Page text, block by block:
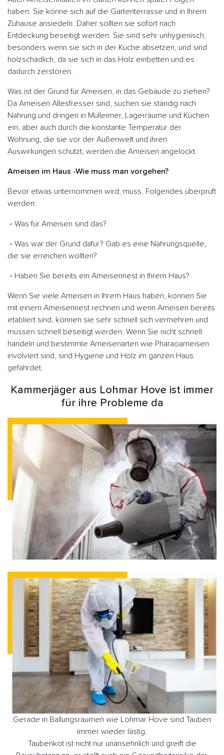
haben. Sie könne sich auf die Gartenterrasse und in Ihrem
Zuhause ansiedeln. Daher sollten sie sofort nach
Entdeckung beseitigt werden. Sie sind sehr unhygienisch,
besonders wenn sie sich in der Küche absetzen, und sind
holzschädlich, da sie sich in das Holz einbetten und es
dadurch zerstören.
Was ist der Grund für Ameisen, in das Gebäude zu ziehen?
Da Ameisen Allesfresser sind, suchen sie ständig nach
Nahrung und dringen in Mülleimer, Lagerräume und Küchen
ein, aber auch durch die konstante Temperatur der
Wohnung, die sie vor der Außenwelt und ihren
Auswirkungen schützt, werden die Ameisen angelockt.
Ameisen im Haus -Wie muss man vorgehen?
Bevor etwas unternommen wird, muss, Folgendes überprüft
werden:
Was für Ameisen sind das?
Was war der Grund dafür? Gab es eine Nahrungsquelle,
die sie erreichen wollten?
Haben Sie bereits ein Ameisennest in Ihrem Haus?
Wenn Sie viele Ameisen in Ihrem Haus haben, können Sie
mit einem Ameisennest rechnen und wenn Ameisen bereits
etabliert sind, können sie sehr schnell sich vermehren und
müssen schnell beseitigt werden. Wenn Sie nicht schnell
handeln und bestimmte Ameisenarten wie Pharaoameisen
involviert sind, sind Hygiene und Holz im ganzen Haus
gefährdet.
Kammerjäger aus Lohmar Hove ist immer
für ihre Probleme da
Gerade in Ballungsräumen wie Lohmar Hove sind Tauben
immer wieder lästig.
Taubenkot ist nicht nur unansehnlich und greift die